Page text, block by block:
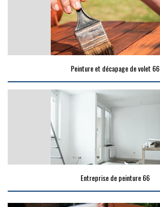
Peinture et décapage de volet 66
Entreprise de peinture 66